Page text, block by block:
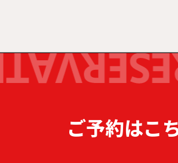
ご予約はこ